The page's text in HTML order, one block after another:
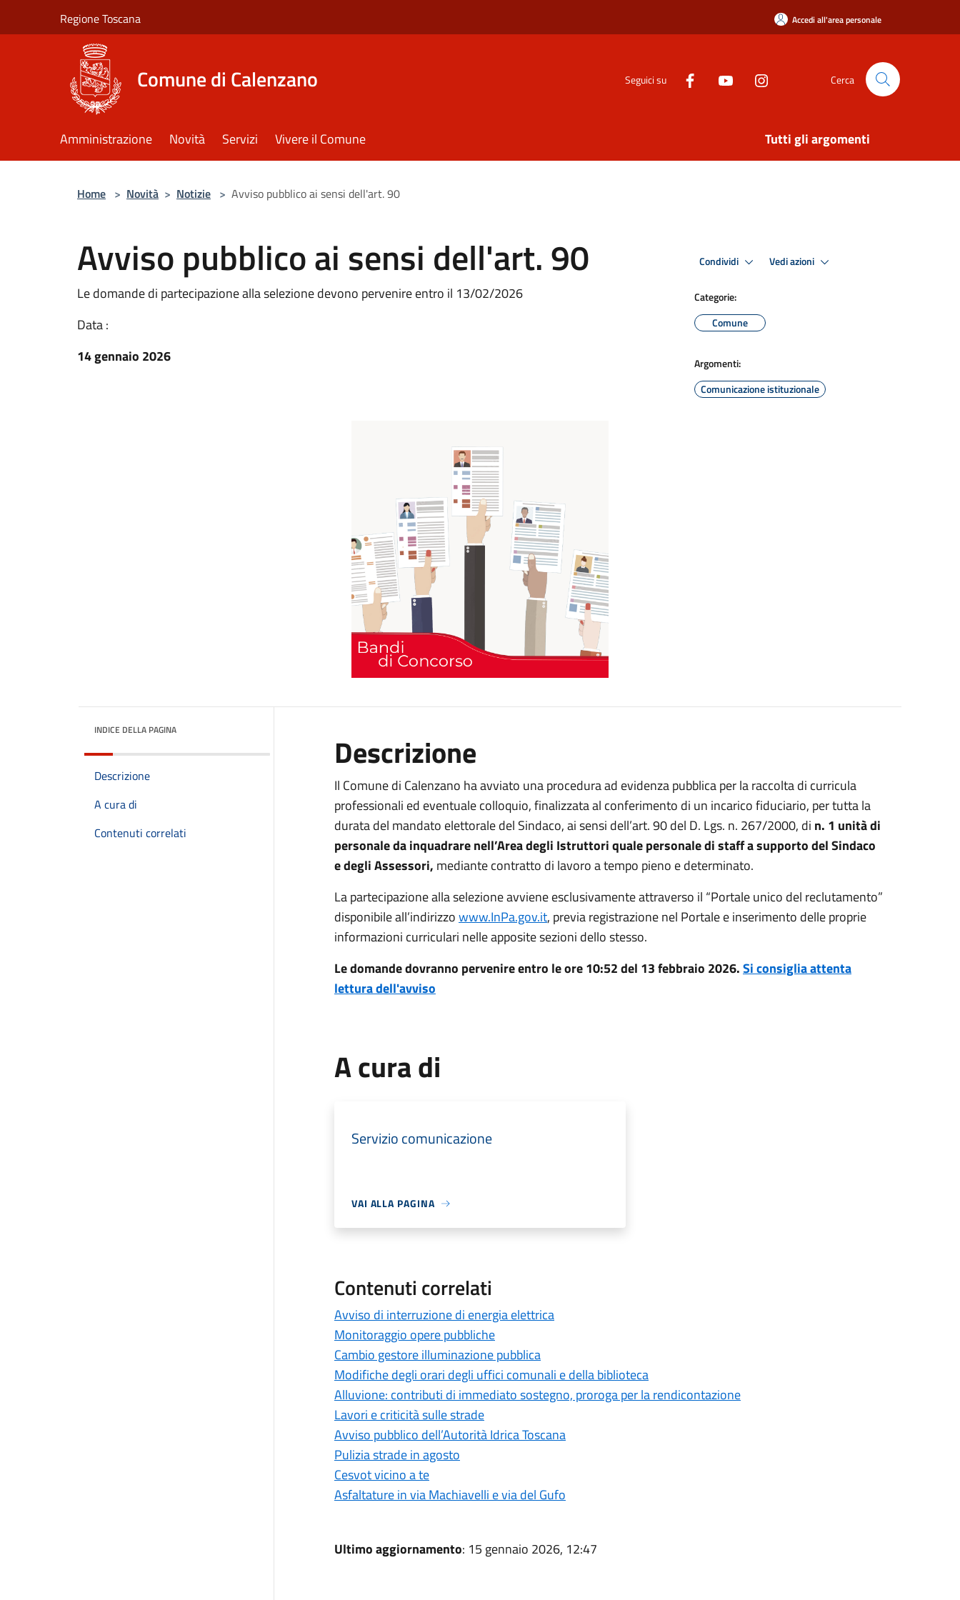
Regione Toscana Accedi all'area personale
Comune di Calenzano Seguici su Cerca
Amministrazione Novità Servizi Vivere il Comune Tutti gli argomenti
Home > Novità > Notizie > Avviso pubblico ai sensi dell'art. 90
Avviso pubblico ai sensi dell'art. 90
Le domande di partecipazione alla selezione devono pervenire entro il 13/02/2026
Data :
14 gennaio 2026
Condividi Vedi azioni
Categorie:
Comune
Argomenti:
Comunicazione istituzionale
INDICE DELLA PAGINA
Descrizione
A cura di
Contenuti correlati
Descrizione
Il Comune di Calenzano ha avviato una procedura ad evidenza pubblica per la raccolta di curricula
professionali ed eventuale colloquio, finalizzata al conferimento di un incarico fiduciario, per tutta la
durata del mandato elettorale del Sindaco, ai sensi dell’art. 90 del D. Lgs. n. 267/2000, di n. 1 unità di
personale da inquadrare nell’Area degli Istruttori quale personale di staff a supporto del Sindaco
e degli Assessori, mediante contratto di lavoro a tempo pieno e determinato.
La partecipazione alla selezione avviene esclusivamente attraverso il “Portale unico del reclutamento”
disponibile all’indirizzowww.InPa.gov.it, previa registrazione nel Portale e inserimento delle proprie
informazioni curriculari nelle apposite sezioni dello stesso.
Le domande dovranno pervenire entro le ore 10:52 del 13 febbraio 2026.Si consiglia attenta
lettura dell'avviso
A cura di
Servizio comunicazione
VAI ALLA PAGINA
Contenuti correlati
Avviso di interruzione di energia elettrica
Monitoraggio opere pubbliche
Cambio gestore illuminazione pubblica
Modifiche degli orari degli uffici comunali e della biblioteca
Alluvione: contributi di immediato sostegno, proroga per la rendicontazione
Lavori e criticità sulle strade
Avviso pubblico dell’Autorità Idrica Toscana
Pulizia strade in agosto
Cesvot vicino a te
Asfaltature in via Machiavelli e via del Gufo
Ultimo aggiornamento: 15 gennaio 2026, 12:47